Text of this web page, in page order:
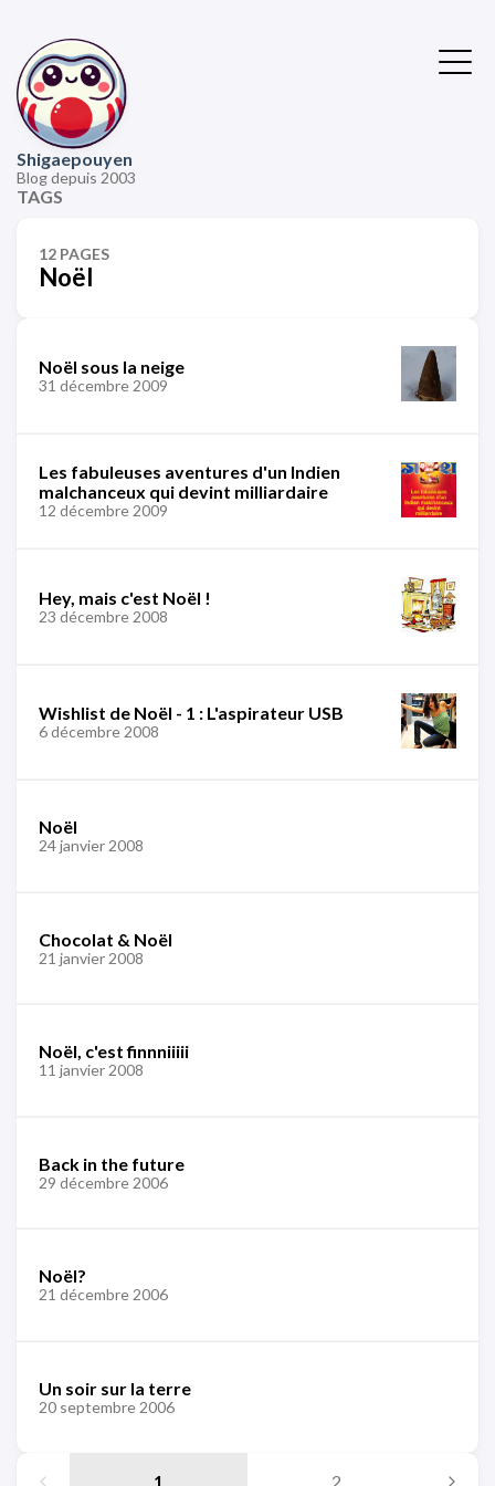
Shigaepouyen
Blog depuis 2003
TAGS
12 PAGES
Noël
Noël sous la neige
31 décembre 2009
Les fabuleuses aventures d'un Indien
malchanceux qui devint milliardaire
12 décembre 2009
Hey, mais c'est Noël !
23 décembre 2008
Wishlist de Noël - 1 : L'aspirateur USB
6 décembre 2008
Noël
24 janvier 2008
Chocolat & Noël
21 janvier 2008
Noël, c'est finnniiiii
11 janvier 2008
Back in the future
29 décembre 2006
Noël?
21 décembre 2006
Un soir sur la terre
20 septembre 2006
1 2